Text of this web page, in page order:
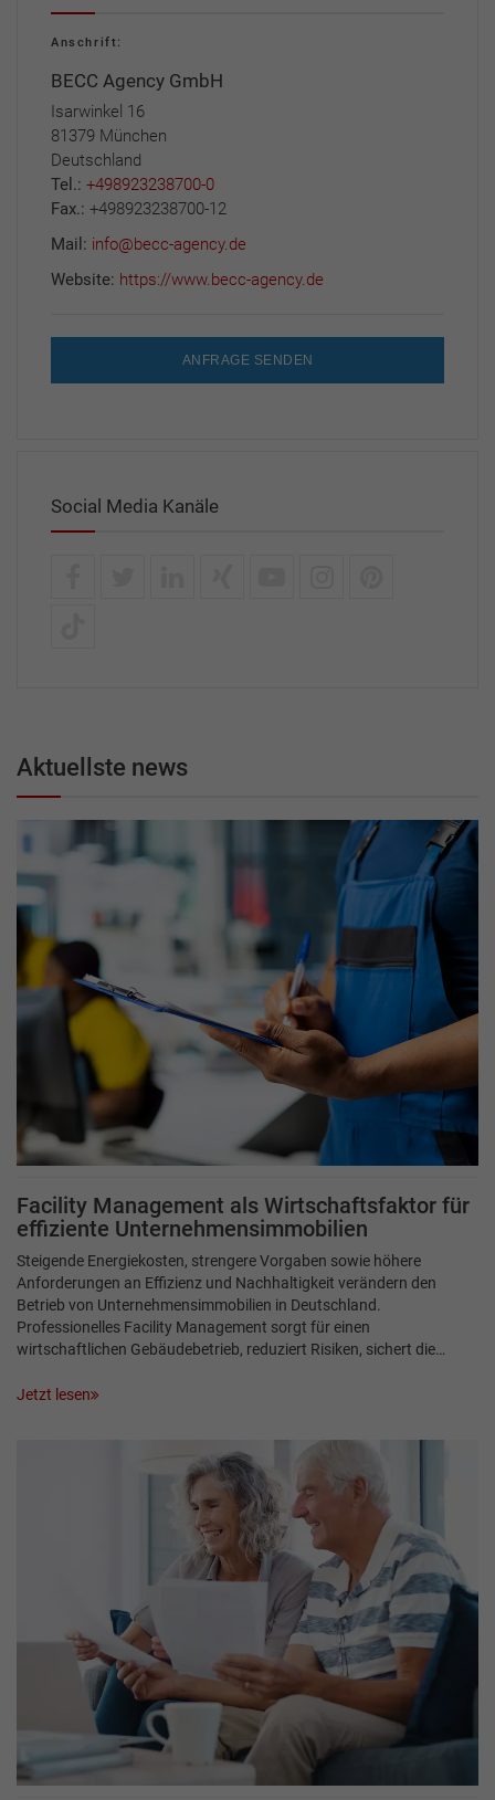
Anschrift:
BECC Agency GmbH
Isarwinkel 16
81379 München
Deutschland
Tel.: +498923238700-0
Fax.: +498923238700-12
Mail: info@becc-agency.de
Website: https://www.becc-agency.de
ANFRAGE SENDEN
Social Media Kanäle
Aktuellste news
Facility Management als Wirtschaftsfaktor für
effiziente Unternehmensimmobilien
Steigende Energiekosten, strengere Vorgaben sowie höhere
Anforderungen an Effizienz und Nachhaltigkeit verändern den
Betrieb von Unternehmensimmobilien in Deutschland.
Professionelles Facility Management sorgt für einen
wirtschaftlichen Gebäudebetrieb, reduziert Risiken, sichert die…
Jetzt lesen